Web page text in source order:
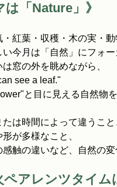
「Nature」》
紅葉・収穫・木の実・動
今月は「自然」にフォー
窓の外を眺めながら、
see a leaf."
と目に見える自然物
は時間によって違うこと
が多様なこと、
触の違いなど、自然の変
アレンツタイム